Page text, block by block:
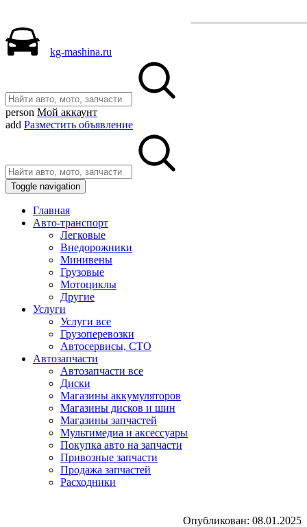
kg-mashina.ru
person Мой аккаунт
add Разместить объявление
Toggle navigation
Главная
Авто-транспорт
Легковые
Внедорожники
Минивены
Грузовые
Мотоциклы
Другие
Услуги
Услуги все
Грузоперевозки
Автосервисы, СТО
Автозапчасти
Автозапчасти все
Диски
Магазины аккумуляторов
Магазины дисков и шин
Магазины запчастей
Мультимедиа и аксессуары
Покупка авто на запчасти
Привозные запчасти
Продажа запчастей
Расходники
Опубликован: 08.01.2025